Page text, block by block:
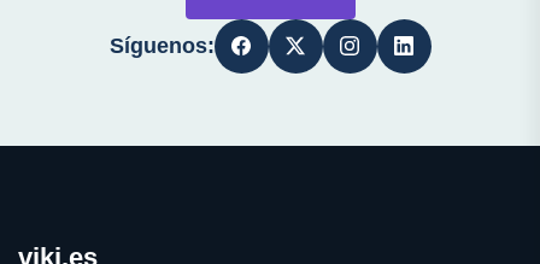
Síguenos:
viki.es